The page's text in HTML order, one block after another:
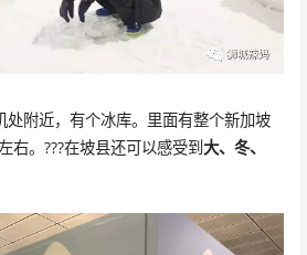
处附近，有个冰库。里面有整个新加坡
。???在坡县还可以感受到大、冬、